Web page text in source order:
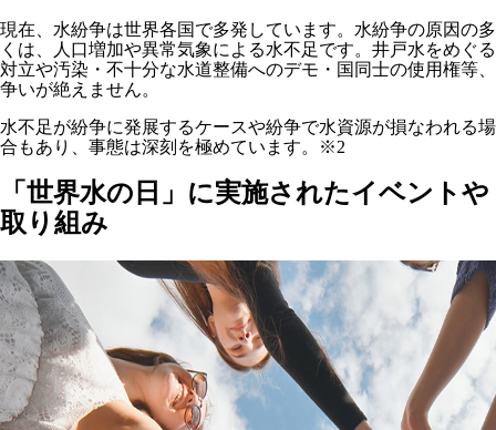
現在、水紛争は世界各国で多発しています。水紛争の原因の多
くは、人口増加や異常気象による水不足です。井戸水をめぐる
対立や汚染・不十分な水道整備へのデモ・国同士の使用権等、
争いが絶えません。
水不足が紛争に発展するケースや紛争で水資源が損なわれる場
合もあり、事態は深刻を極めています。※2
「世界水の日」に実施されたイベントや
取り組み